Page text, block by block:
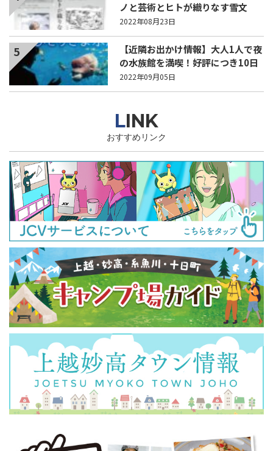
ノと芸術とヒトが織りなす雪文
化」9月6日から
2022年08月23日
5
【近隣お出かけ情報】大人1人で夜
の水族館を満喫！好評につき10日
（土）も開催！
2022年09月05日
LINK
おすすめリンク